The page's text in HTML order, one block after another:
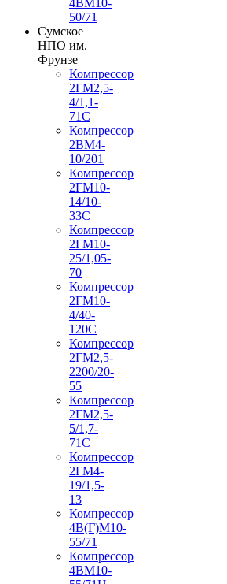
50/71
Сумское
НПО им.
Фрунзе
Компрессор
2ГМ2,5-
4/1,1-
71С
Компрессор
2ВМ4-
10/201
Компрессор
2ГМ10-
14/10-
33С
Компрессор
2ГМ10-
25/1,05-
70
Компрессор
2ГМ10-
4/40-
120С
Компрессор
2ГМ2,5-
2200/20-
55
Компрессор
2ГМ2,5-
5/1,7-
71С
Компрессор
2ГМ4-
19/1,5-
13
Компрессор
4В(Г)М10-
55/71
Компрессор
4ВМ10-